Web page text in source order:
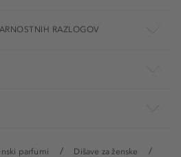
parfumi
Dišave za ženske
RAZLOGOV